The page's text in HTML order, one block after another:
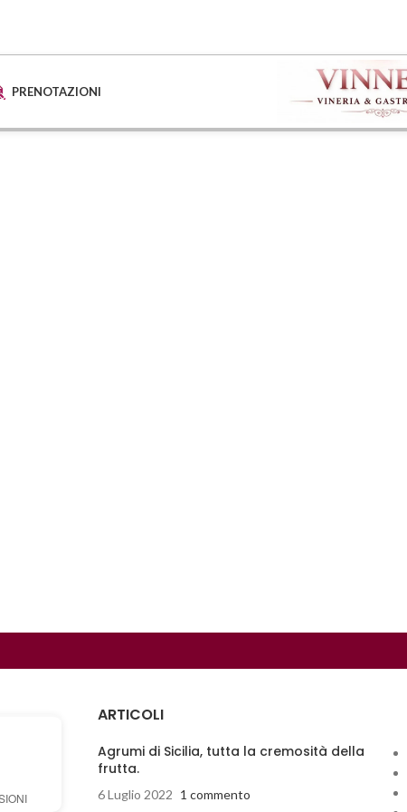
PRENOTAZIONI
ARTICOLI
Agrumi di Sicilia, tutta la cremosità della
frutta.
6 Luglio 2022 1 commento